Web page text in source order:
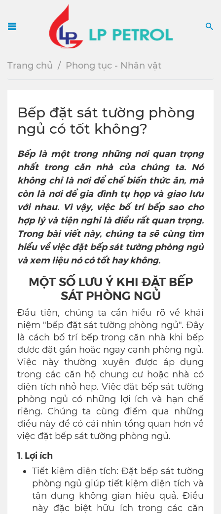
Trang chủ Phong tục - Nhân vật
Bếp đặt sát tường phòng
ngủ có tốt không?
Bếp là một trong những nơi quan trọng
nhất trong căn nhà của chúng ta. Nó
không chỉ là nơi để chế biến thức ăn, mà
còn là nơi để gia đình tụ họp và giao lưu
với nhau. Vì vậy, việc bố trí bếp sao cho
hợp lý và tiện nghi là điều rất quan trọng.
Trong bài viết này, chúng ta sẽ cùng tìm
hiểu về việc đặt bếp sát tường phòng ngủ
và xem liệu nó có tốt hay không.
MỘT SỐ LƯU Ý KHI ĐẶT BẾP
SÁT PHÒNG NGỦ
Đầu tiên, chúng ta cần hiểu rõ về khái
niệm "bếp đặt sát tường phòng ngủ". Đây
là cách bố trí bếp trong căn nhà khi bếp
được đặt gần hoặc ngay cạnh phòng ngủ.
Việc này thường xuyên được áp dụng
trong các căn hộ chung cư hoặc nhà có
diện tích nhỏ hẹp. Việc đặt bếp sát tường
phòng ngủ có những lợi ích và hạn chế
riêng. Chúng ta cùng điểm qua những
điều này để có cái nhìn tổng quan hơn về
việc đặt bếp sát tường phòng ngủ.
1. Lợi ích
Tiết kiệm diện tích: Đặt bếp sát tường
phòng ngủ giúp tiết kiệm diện tích và
tận dụng không gian hiệu quả. Điều
này đặc biệt hữu ích trong các căn